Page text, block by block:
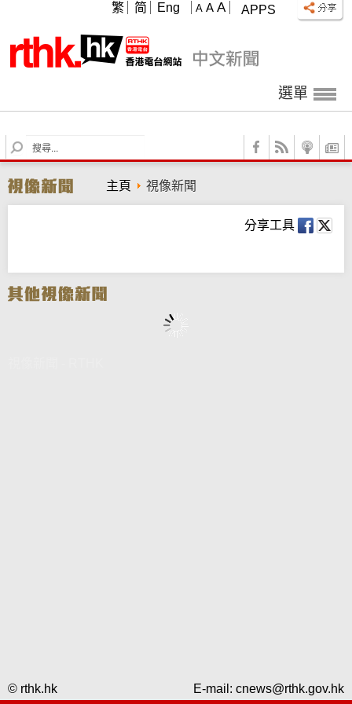
APPS
A A A
繁 简 Eng
選單
S
e
r
c
主頁 視像新聞
分享工具
© rthk.hk E-mail: cnews@rthk.gov.hk